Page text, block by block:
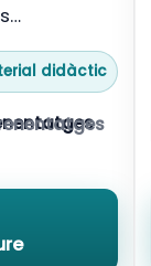
didàctic